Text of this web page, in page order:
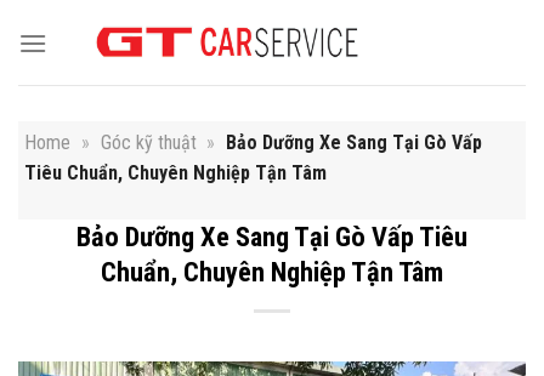
Home » Góc kỹ thuật » Bảo Dưỡng Xe Sang Tại Gò Vấp
Tiêu Chuẩn, Chuyên Nghiệp Tận Tâm
Bảo Dưỡng Xe Sang Tại Gò Vấp Tiêu
Chuẩn, Chuyên Nghiệp Tận Tâm